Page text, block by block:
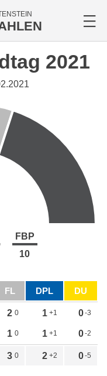
2021
FBP
10
FL DPL DU
2 0 1 +1 0-3
1 0 1 +1 0-2
3 0 2 +2 0-5